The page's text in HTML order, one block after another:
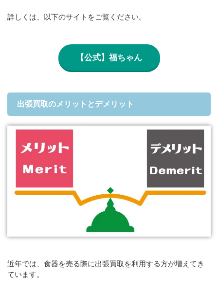
詳しくは、以下のサイトをご覧ください。
【公式】福ちゃん
出張買取のメリットとデメリット
近年では、食器を売る際に出張買取を利用する方が増えてき
ています。